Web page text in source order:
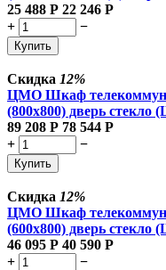
25 488 Р 22 246 Р
+
−
Купить
Скидка 12%
ЦМО Шкаф
(800x800) дверь
89 208 Р 78 544 Р
+
−
Купить
Скидка 12%
ЦМО Шкаф
(600x800) дверь
46 095 Р 40 590 Р
+
−